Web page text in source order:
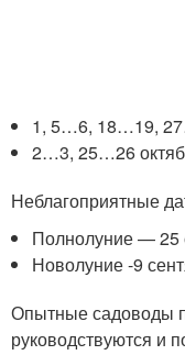
1, 5…6, 18…19,
2…3, 25…26
Неблагоприятные
Полнолуние — 25
Новолуние -9
Опытные садоводы
руководствуются и